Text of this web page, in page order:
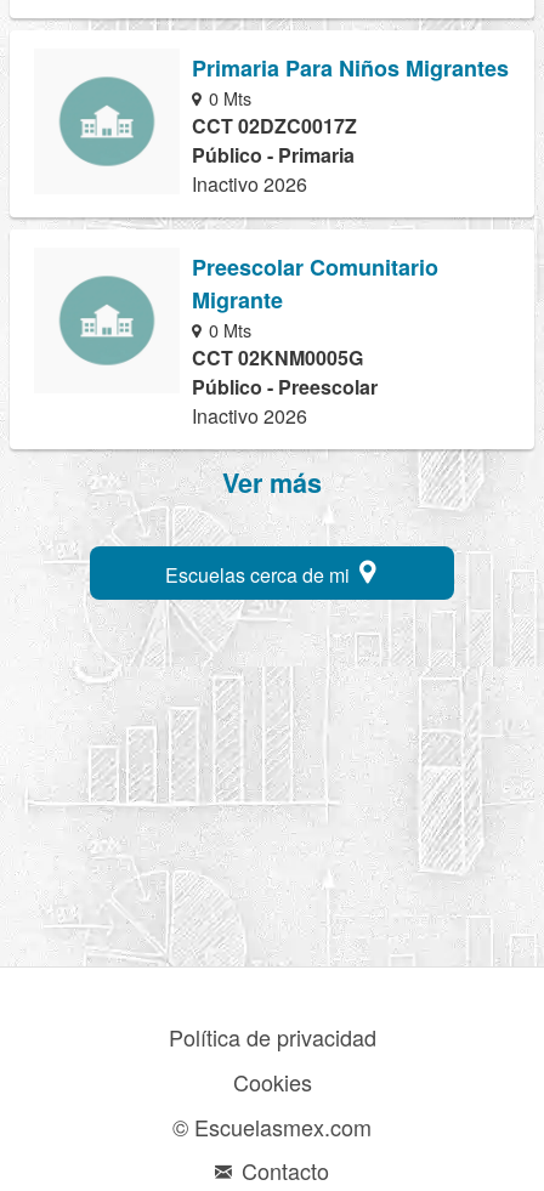
Primaria Para Niños Migrantes
0 Mts
CCT 02DZC0017Z
Público - Primaria
Inactivo 2026
Preescolar Comunitario
Migrante
0 Mts
CCT 02KNM0005G
Público - Preescolar
Inactivo 2026
Ver más
Escuelas cerca de mi
Política de privacidad
Cookies
© Escuelasmex.com
Contacto